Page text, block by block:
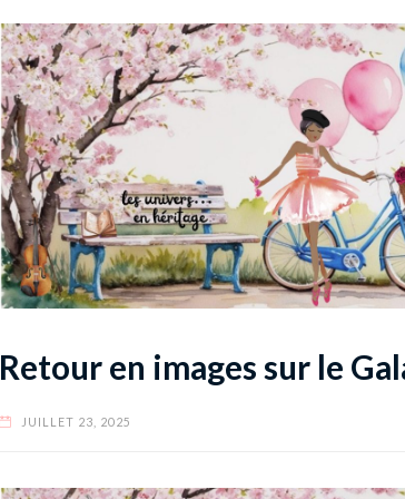
Retour en images sur le
JUILLET 23, 2025